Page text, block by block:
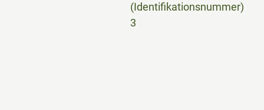
(Identifikationsnummer)
3